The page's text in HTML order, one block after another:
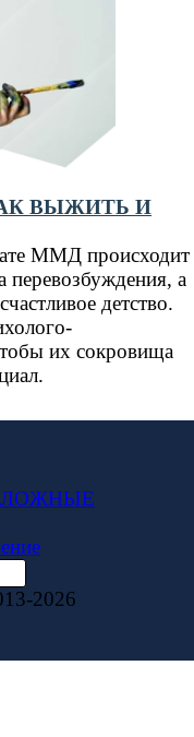
ВЫЖИТЬ И
ММД происходит
перевозбуждения, а
детство.
их сокровища
2026